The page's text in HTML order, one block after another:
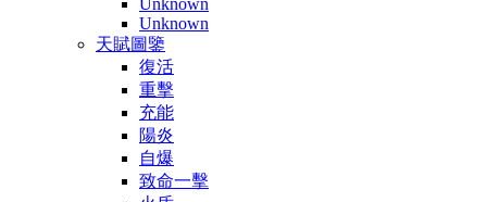
Unknown
Unknown
天賦圖鑒
復活
重擊
充能
陽炎
自爆
致命一擊